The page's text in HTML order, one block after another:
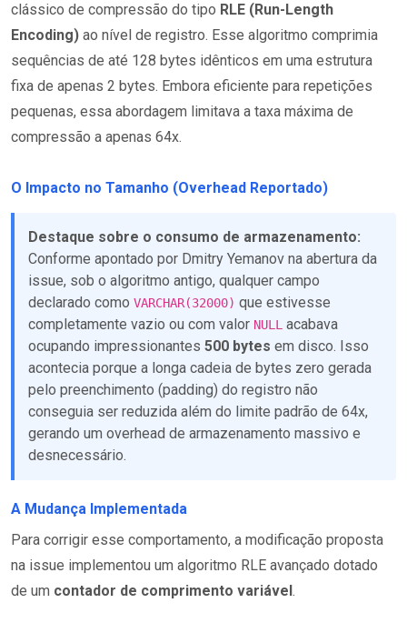
clássico de compressão do tipo RLE (Run-Length
Encoding) ao nível de registro. Esse algoritmo comprimia
sequências de até 128 bytes idênticos em uma estrutura
fixa de apenas 2 bytes. Embora eficiente para repetições
pequenas, essa abordagem limitava a taxa máxima de
compressão a apenas 64x.
O Impacto no Tamanho (Overhead Reportado)
Destaque sobre o consumo de armazenamento:
Conforme apontado por Dmitry Yemanov na abertura da
issue, sob o algoritmo antigo, qualquer campo
declarado como VARCHAR(32000) que estivesse
completamente vazio ou com valor NULL acabava
ocupando impressionantes 500 bytes em disco. Isso
acontecia porque a longa cadeia de bytes zero gerada
pelo preenchimento (padding) do registro não
conseguia ser reduzida além do limite padrão de 64x,
gerando um overhead de armazenamento massivo e
desnecessário.
A Mudança Implementada
Para corrigir esse comportamento, a modificação proposta
na issue implementou um algoritmo RLE avançado dotado
de um contador de comprimento variável.